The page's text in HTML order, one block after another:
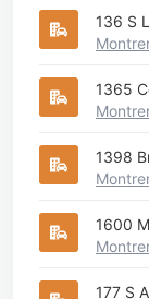
136 S
1365
1398
1600
177 S